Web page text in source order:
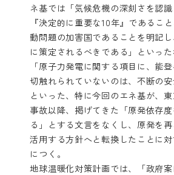
ネ基では「気候危機の深刻さを認
『決定的に重要な10年』であるこ
動問題の加害国であることを明記
に策定されるべきである」といった
「原子力発電に関する項目に、能
切触れられていないのは、不断の安
といった、特に今回のエネ基が、
事故以降、掲げてきた「原発依存
る」とする文言をなくし、原発を
活用する方針へと転換したことに
につく。
地球温暖化対策計画では、「政府